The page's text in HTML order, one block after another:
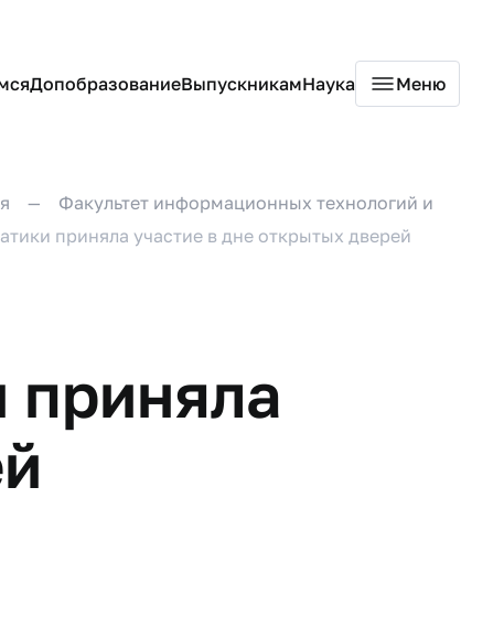
ДопобразованиеВыпускникамНаука Меню
Факультет информационных технологий и
приняла участие в дне открытых дверей